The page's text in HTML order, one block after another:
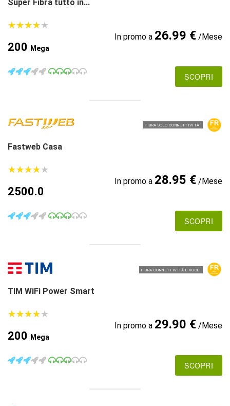
Super Fibra tutto in...
★★★★★
★★★★★
200 Mega
In promo a 26.99 €/Mese
SCOPRI
FIBRA SOLO CONNETTIVITÀ
Fastweb Casa
★★★★★
★★★★★
2500.0
In promo a 28.95 €/Mese
SCOPRI
FIBRA CONNETTIVITÀ E VOCE
TIM WiFi Power Smart
★★★★★
★★★★★
200 Mega
In promo a 29.90 €/Mese
SCOPRI